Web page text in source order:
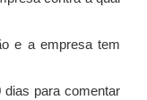
e a empresa tem
para comentar